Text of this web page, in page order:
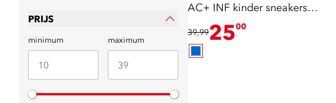
PRIJS
minimum maximum
AC+ INF kinder sneakers
lichtblauw
39,992500